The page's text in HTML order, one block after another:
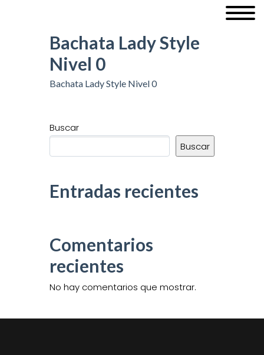
Bachata Lady Style
Nivel 0
Bachata Lady Style Nivel 0
Buscar
Buscar
Entradas recientes
Comentarios
recientes
No hay comentarios que mostrar.